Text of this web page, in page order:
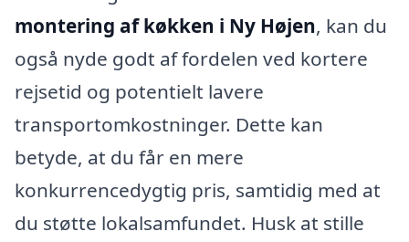
montering af køkken i Ny Højen, kan du
også nyde godt af fordelen ved kortere
rejsetid og potentielt lavere
transportomkostninger. Dette kan
betyde, at du får en mere
konkurrencedygtig pris, samtidig med at
du støtte lokalsamfundet. Husk at stille